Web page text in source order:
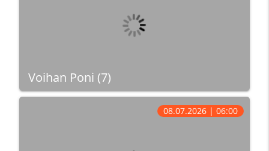
Voihan Poni (7)
08.07.2026 | 06:00